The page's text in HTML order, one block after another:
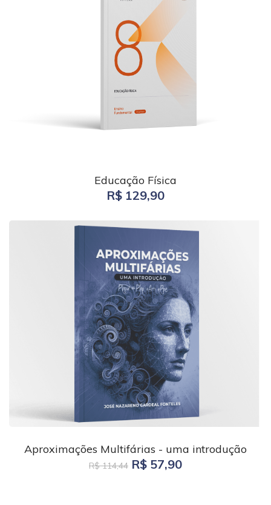
Educação Física
R$ 129,90
Aproximações Multifárias - uma introdução
R$ 114,44 R$ 57,90